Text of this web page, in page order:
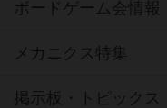
ボードゲーム会情報
メカニクス特集
掲示板・トピックス